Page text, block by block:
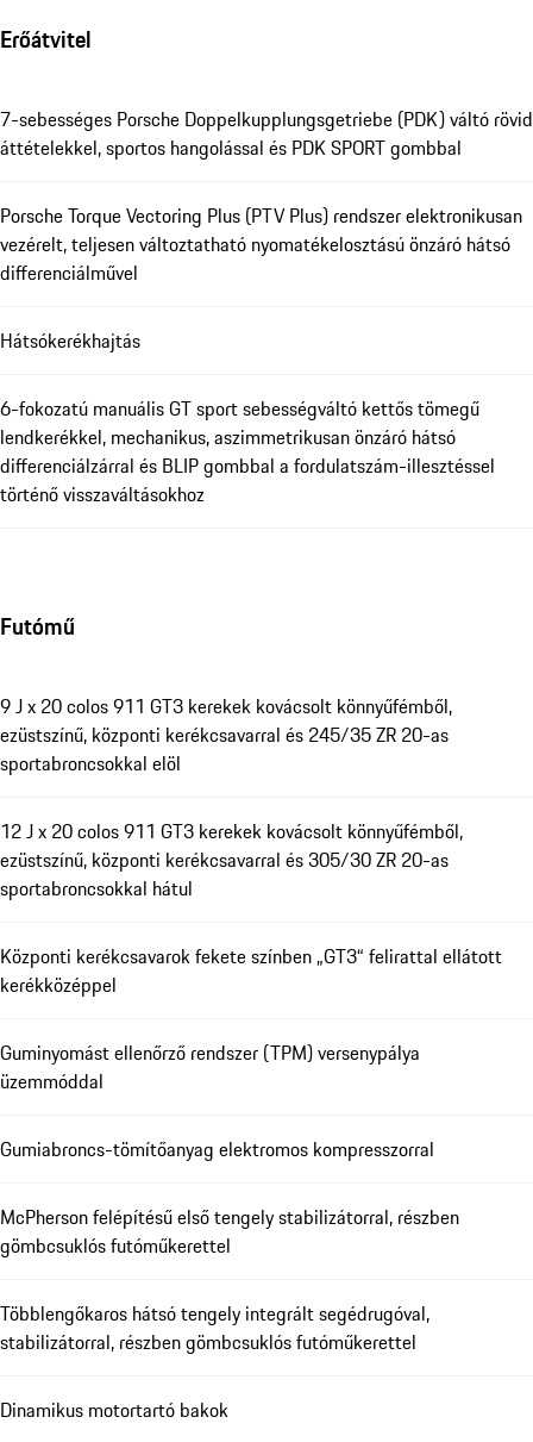
Erőátvitel
7-sebességes Porsche Doppelkupplungsgetriebe (PDK) váltó rövid
áttételekkel, sportos hangolással és PDK SPORT gombbal
Porsche Torque Vectoring Plus (PTV Plus) rendszer elektronikusan
vezérelt, teljesen változtatható nyomatékelosztású önzáró hátsó
differenciálművel
Hátsókerékhajtás
6-fokozatú manuális GT sport sebességváltó kettős tömegű
lendkerékkel, mechanikus, aszimmetrikusan önzáró hátsó
differenciálzárral és BLIP gombbal a fordulatszám-illesztéssel
történő visszaváltásokhoz
Futómű
9 J x 20 colos 911 GT3 kerekek kovácsolt könnyűfémből,
ezüstszínű, központi kerékcsavarral és 245/35 ZR 20-as
sportabroncsokkal elöl
12 J x 20 colos 911 GT3 kerekek kovácsolt könnyűfémből,
ezüstszínű, központi kerékcsavarral és 305/30 ZR 20-as
sportabroncsokkal hátul
Központi kerékcsavarok fekete színben „GT3“ felirattal ellátott
kerékközéppel
Guminyomást ellenőrző rendszer (TPM) versenypálya
üzemmóddal
Gumiabroncs-tömítőanyag elektromos kompresszorral
McPherson felépítésű első tengely stabilizátorral, részben
gömbcsuklós futóműkerettel
Többlengőkaros hátsó tengely integrált segédrugóval,
stabilizátorral, részben gömbcsuklós futóműkerettel
Dinamikus motortartó bakok